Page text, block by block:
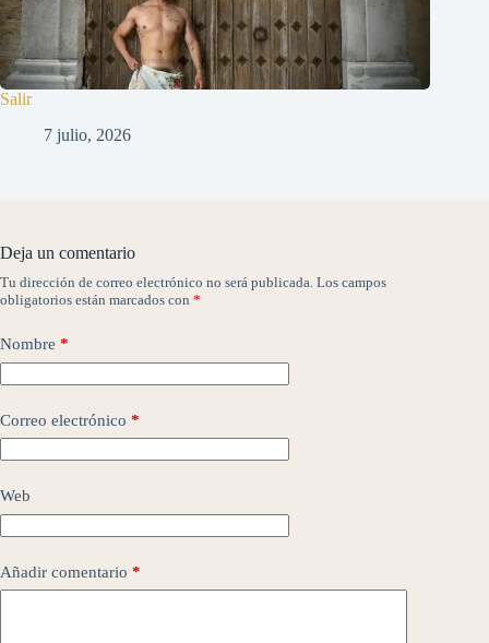
Salir
7 julio, 2026
Deja un comentario
Tu dirección de correo electrónico no será publicada. Los campos
obligatorios están marcados con *
Nombre *
Correo electrónico *
Web
Añadir comentario *